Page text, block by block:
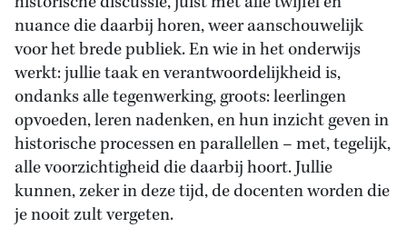
nuance die daarbij horen, weer aanschouwelijk
voor het brede publiek. En wie in het onderwijs
werkt: jullie taak en verantwoordelijkheid is,
ondanks alle tegenwerking, groots: leerlingen
opvoeden, leren nadenken, en hun inzicht geven in
historische processen en parallellen – met, tegelijk,
alle voorzichtigheid die daarbij hoort. Jullie
kunnen, zeker in deze tijd, de docenten worden die
je nooit zult vergeten.